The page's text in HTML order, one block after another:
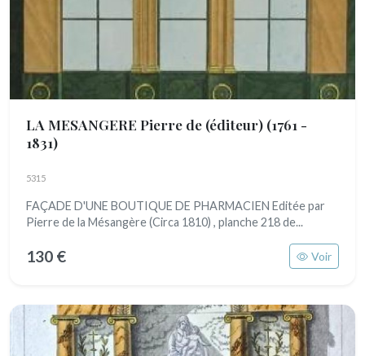
LA MESANGERE Pierre de (éditeur) (1761 -
1831)
5315
FAÇADE D'UNE BOUTIQUE DE PHARMACIEN Editée par
Pierre de la Mésangère (Circa 1810) , planche 218 de...
130 € Voir